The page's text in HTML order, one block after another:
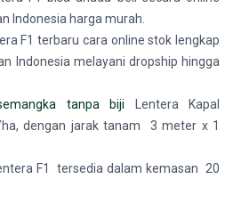
Indonesia harga murah.
F1 terbaru cara online stok lengkap
Indonesia melayani dropship hingga
tanpa biji
Lentera Kapal
dengan jarak tanam 3 meter x 1
F1 tersedia dalam kemasan 20